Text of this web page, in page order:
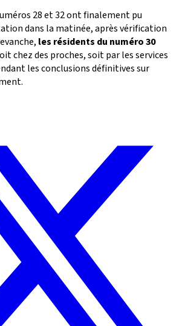
28 et 32 ont finalement pu
dans la matinée, après vérification
les résidents du numéro 30
chez des proches, soit par les services
les conclusions définitives sur